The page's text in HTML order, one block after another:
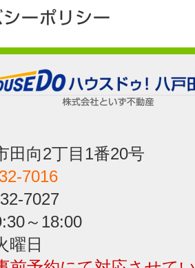
田向2丁目1番20号
7016
7027
～18:00
日